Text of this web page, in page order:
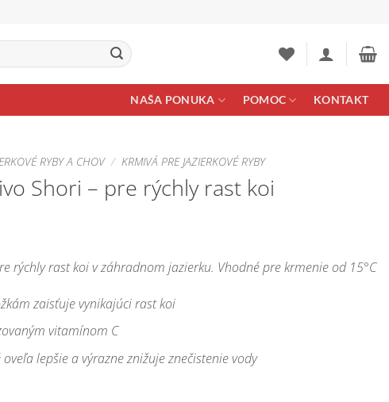
NAŠA PONUKA POMOC KONTAKT
RYBY A CHOV / KRMIVÁ PRE JAZIERKOVÉ RYBY
Shori – pre rýchly rast koi
rýchly rast koi v záhradnom jazierku. Vhodné pre krmenie od 15°C
zaisťuje vynikajúci rast koi
vitamínom C
lepšie a výrazne znižuje znečistenie vody